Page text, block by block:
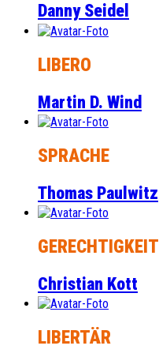
Danny Seidel
LIBERO
Martin D. Wind
SPRACHE
Thomas Paulwitz
GERECHTIGKEIT
Christian Kott
LIBERTÄR